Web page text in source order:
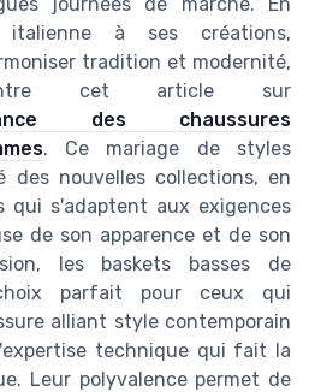
italienne à ses créations,
tradition et modernité,
cet article sur
des chaussures
. Ce mariage de styles
des nouvelles collections, en
qui s'adaptent aux exigences
de son apparence et de son
les baskets basses de
parfait pour ceux qui
alliant style contemporain
technique qui fait la
Leur polyvalence permet de